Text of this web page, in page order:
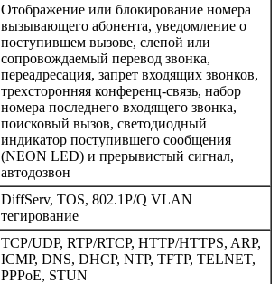
Отображение или блокирование номера
вызывающего абонента, уведомление о
поступившем вызове, слепой или
сопровождаемый перевод звонка,
переадресация, запрет входящих звонков,
трехсторонняя конференц-связь, набор
номера последнего входящего звонка,
поисковый вызов, светодиодный
индикатор поступившего сообщения
(NEON LED) и прерывистый сигнал,
автодозвон
DiffServ, TOS, 802.1P/Q VLAN
тегирование
TCP/UDP, RTP/RTCP, HTTP/HTTPS, ARP,
ICMP, DNS, DHCP, NTP, TFTP, TELNET,
PPPoE, STUN